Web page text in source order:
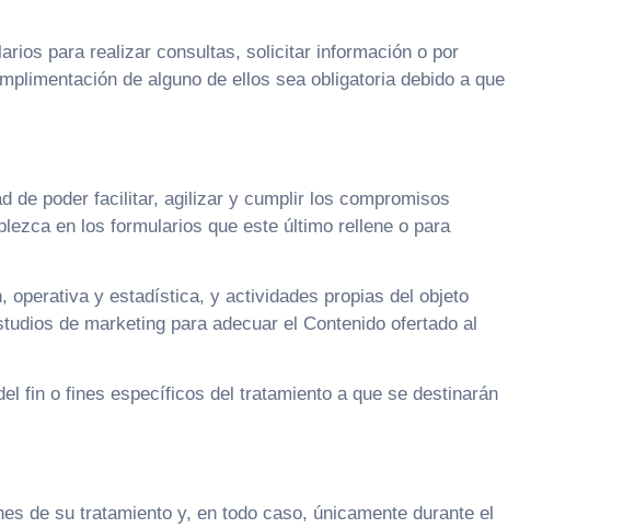
para realizar consultas, solicitar información o por
de alguno de ellos sea obligatoria debido a que
de poder facilitar, agilizar y cumplir los compromisos
en los formularios que este último rellene o para
operativa y estadística, y actividades propias del objeto
de marketing para adecuar el Contenido ofertado al
fin o fines específicos del tratamiento a que se destinarán
de su tratamiento y, en todo caso, únicamente durante el